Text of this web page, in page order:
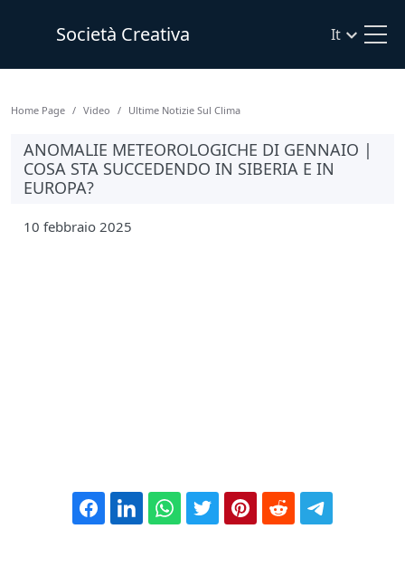
Società Creativa It
Home Page Video Ultime Notizie Sul Clima
ANOMALIE METEOROLOGICHE DI GENNAIO |
COSA STA SUCCEDENDO IN SIBERIA E IN
EUROPA?
10 febbraio 2025